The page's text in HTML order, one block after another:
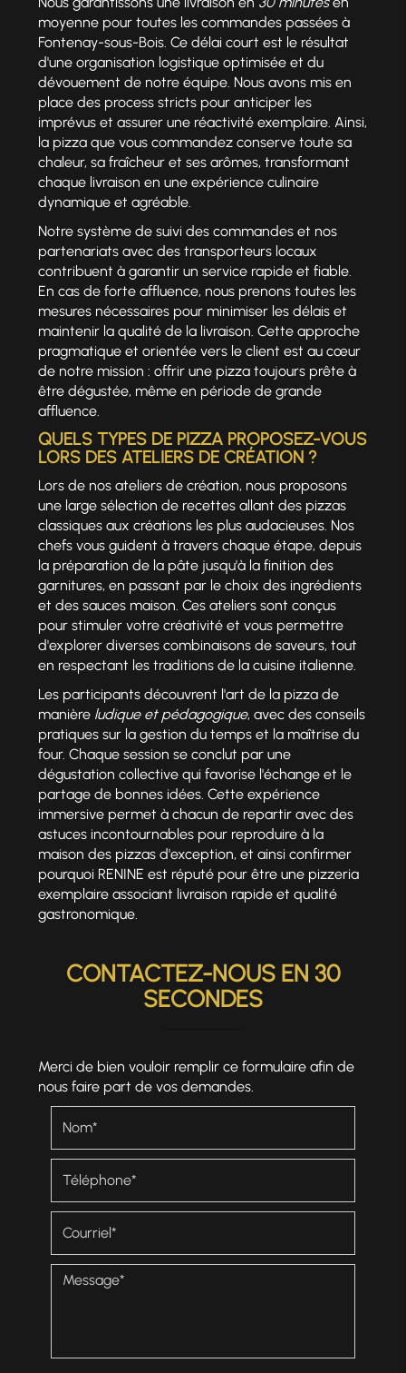
moyenne pour toutes les commandes passées à
Fontenay-sous-Bois. Ce délai court est le résultat
d'une organisation logistique optimisée et du
dévouement de notre équipe. Nous avons mis en
place des process stricts pour anticiper les
imprévus et assurer une réactivité exemplaire. Ainsi,
la pizza que vous commandez conserve toute sa
chaleur, sa fraîcheur et ses arômes, transformant
chaque livraison en une expérience culinaire
dynamique et agréable.
Notre système de suivi des commandes et nos
partenariats avec des transporteurs locaux
contribuent à garantir un service rapide et fiable.
En cas de forte affluence, nous prenons toutes les
mesures nécessaires pour minimiser les délais et
maintenir la qualité de la livraison. Cette approche
pragmatique et orientée vers le client est au cœur
de notre mission : offrir une pizza toujours prête à
être dégustée, même en période de grande
affluence.
QUELS TYPES DE PIZZA PROPOSEZ-VOUS
LORS DES ATELIERS DE CRÉATION ?
Lors de nos ateliers de création, nous proposons
une large sélection de recettes allant des pizzas
classiques aux créations les plus audacieuses. Nos
chefs vous guident à travers chaque étape, depuis
la préparation de la pâte jusqu'à la finition des
garnitures, en passant par le choix des ingrédients
et des sauces maison. Ces ateliers sont conçus
pour stimuler votre créativité et vous permettre
d'explorer diverses combinaisons de saveurs, tout
en respectant les traditions de la cuisine italienne.
Les participants découvrent l'art de la pizza de
manière ludique et pédagogique, avec des conseils
pratiques sur la gestion du temps et la maîtrise du
four. Chaque session se conclut par une
dégustation collective qui favorise l'échange et le
partage de bonnes idées. Cette expérience
immersive permet à chacun de repartir avec des
astuces incontournables pour reproduire à la
maison des pizzas d'exception, et ainsi confirmer
pourquoi RENINE est réputé pour être une pizzeria
exemplaire associant livraison rapide et qualité
gastronomique.
CONTACTEZ-NOUS EN 30
SECONDES
Merci de bien vouloir remplir ce formulaire afin de
nous faire part de vos demandes.